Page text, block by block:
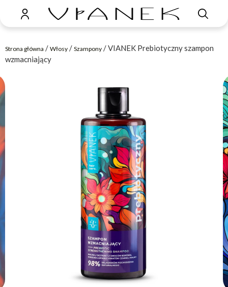
Strona główna / Włosy / Szampony / VIANEK Prebiotyczny szampon
wzmacniający